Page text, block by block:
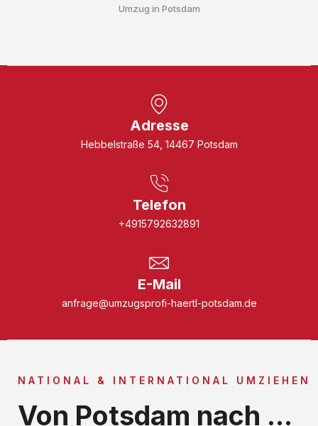
Umzug in Potsdam
Adresse
Hebbelstraße 54, 14467 Potsdam
Telefon
+4915792632891
E-Mail
anfrage@umzugsprofi-haertl-potsdam.de
NATIONAL & INTERNATIONAL UMZIEHEN
Von Potsdam nach ...